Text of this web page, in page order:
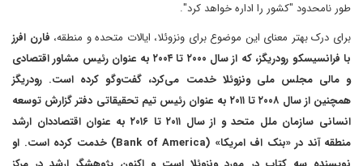
طور نامحدود "کشور را اداره خواهد کرد".
برای درک بهتر معنای این موضوع برای ونزوئلا، ایالات متحده و منطقه، فارن افرز
با فرانسیسکو رودریگز، که از سال ۲۰۰۰ تا ۲۰۰۴ به عنوان رئیس مشاور اقتصادی
و مالی مجلس ملی ونزوئلا خدمت می‌کرد، گفت‌وگو کرده است. رودریگز
همچنین از سال ۲۰۰۸ تا ۲۰۱۱ به عنوان رئیس تیم تحقیقاتی دفتر گزارش توسعه
انسانی سازمان ملل متحد و از سال ۲۰۱۱ تا ۲۰۱۶ به عنوان اقتصاددان ارشد
منطقه آند در «بنک اف امریکا» (Bank of America) خدمت کرده است. او